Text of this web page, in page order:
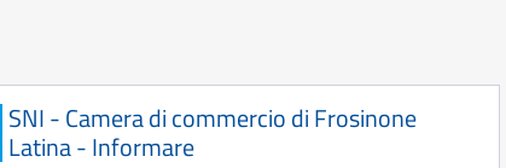
SNI - Camera di commercio di Frosinone
Latina - Informare